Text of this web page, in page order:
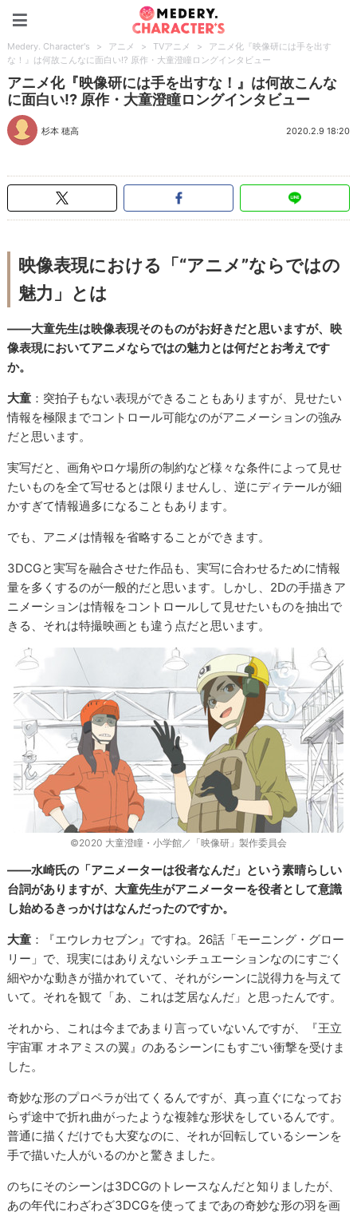
Medery. Character's > アニメ > TVアニメ >
アニメ化『映像研には手を出す
な！』は何故こんなに面白い!? 原作・大童澄瞳ロングインタビュー
アニメ化『映像研には手を出すな！』は何故こんな
に面白い!? 原作・大童澄瞳ロングインタビュー
杉本 穂高 2020.2.9 18:20
映像表現における「“アニメ”ならではの
魅力」とは
――大童先生は映像表現そのものがお好きだと思いますが、映
像表現においてアニメならではの魅力とは何だとお考えです
か。
大童 ：突拍子もない表現ができることもありますが、見せたい
情報を極限までコントロール可能なのがアニメーションの強み
だと思います。
実写だと、画角やロケ場所の制約など様々な条件によって見せ
たいものを全て写せるとは限りませんし、逆にディテールが細
かすぎて情報過多になることもあります。
でも、アニメは情報を省略することができます。
3DCGと実写を融合させた作品も、実写に合わせるために情報
量を多くするのが一般的だと思います。しかし、2Dの手描きア
ニメーションは情報をコントロールして見せたいものを抽出で
きる、それは特撮映画とも違う点だと思います。
©2020 大童澄瞳・小学館／「映像研」製作委員会
――水崎氏の「アニメーターは役者なんだ」という素晴らしい
台詞がありますが、大童先生がアニメーターを役者として意識
し始めるきっかけはなんだったのですか。
大童 ：『エウレカセブン』ですね。26話「モーニング・グロー
リー」で、現実にはありえないシチュエーションなのにすごく
細やかな動きが描かれていて、それがシーンに説得力を与えて
いて。それを観て「あ、これは芝居なんだ」と思ったんです。
それから、これは今まであまり言っていないんですが、『王立
宇宙軍 オネアミスの翼』のあるシーンにもすごい衝撃を受けま
した。
奇妙な形のプロペラが出てくるんですが、真っ直ぐになってお
らず途中で折れ曲がったような複雑な形状をしているんです。
普通に描くだけでも大変なのに、それが回転しているシーンを
手で描いた人がいるのかと驚きました。
のちにそのシーンは3DCGのトレースなんだと知りましたが、
あの年代にわざわざ3DCGを使ってまであの奇妙な形の羽を画